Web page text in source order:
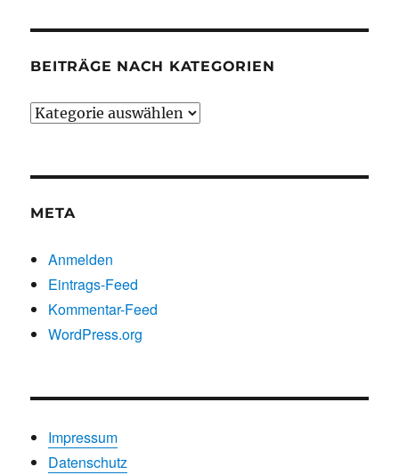
BEITRÄGE NACH KATEGORIEN
Beiträge
META
Anmelden
Eintrags-Feed
Kommentar-Feed
WordPress.org
Impressum
Datenschutz